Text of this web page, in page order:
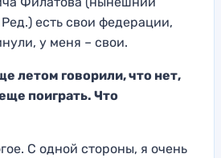
есть свои федерации,
у меня – свои.
летом говорили, что нет,
поиграть. Что
С одной стороны, я очень